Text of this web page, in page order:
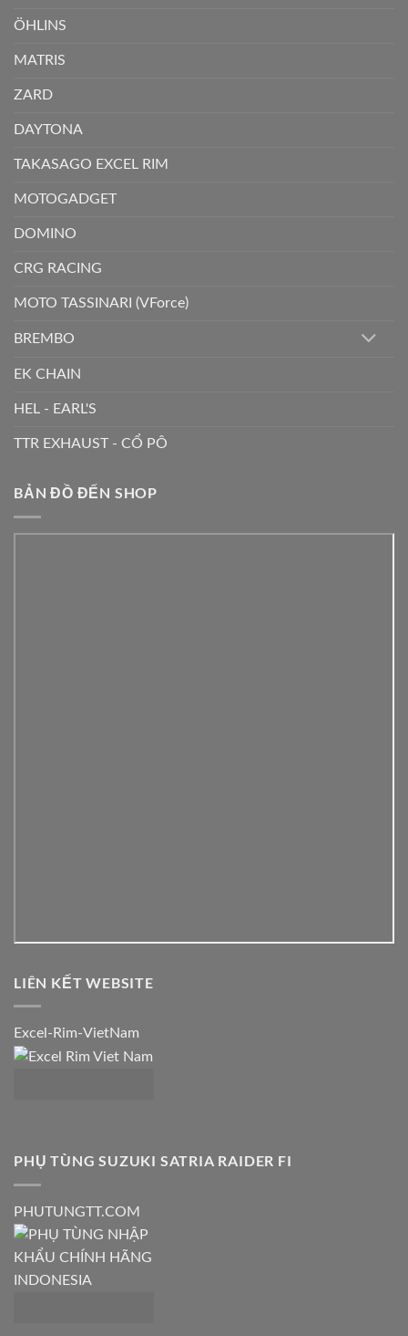
ÖHLINS
MATRIS
ZARD
DAYTONA
TAKASAGO EXCEL RIM
MOTOGADGET
DOMINO
CRG RACING
MOTO TASSINARI (VForce)
BREMBO
EK CHAIN
HEL - EARL'S
TTR EXHAUST - CỔ PÔ
BẢN ĐỒ ĐẾN SHOP
LIÊN KẾT WEBSITE
Excel-Rim-VietNam
PHỤ TÙNG SUZUKI SATRIA RAIDER FI
PHUTUNGTT.COM